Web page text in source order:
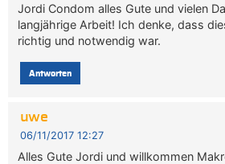
Jordi Condom alles Gute und vielen
langjährige Arbeit! Ich denke, dass
richtig und notwendig war.
Antworten
uwe
06/11/2017 12:27
Alles Gute Jordi und willkommen